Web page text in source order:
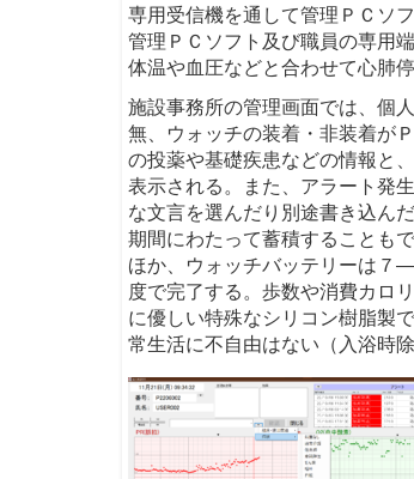
専用受信機を通して管理ＰＣソ
管理ＰＣソフト及び職員の専用
体温や血圧などと合わせて心肺
施設事務所の管理画面では、個
無、ウォッチの装着・非装着が
の投薬や基礎疾患などの情報と
表示される。また、アラート発
な文言を選んだり別途書き込ん
期間にわたって蓄積することも
ほか、ウォッチバッテリーは７
度で完了する。歩数や消費カロ
に優しい特殊なシリコン樹脂製
常生活に不自由はない（入浴時除